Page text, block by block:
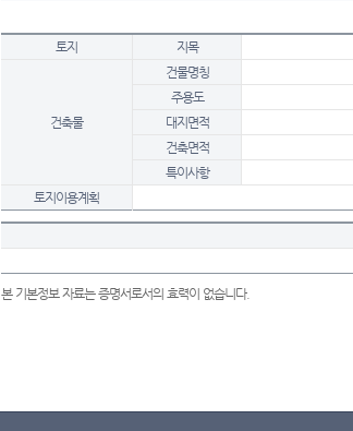
토지 지목
건축물
건물명칭
주용도
대지면적
건축면적
특이사항
토지이용계획
본 기본정보 자료는 증명서로서의 효력이 없습니다.